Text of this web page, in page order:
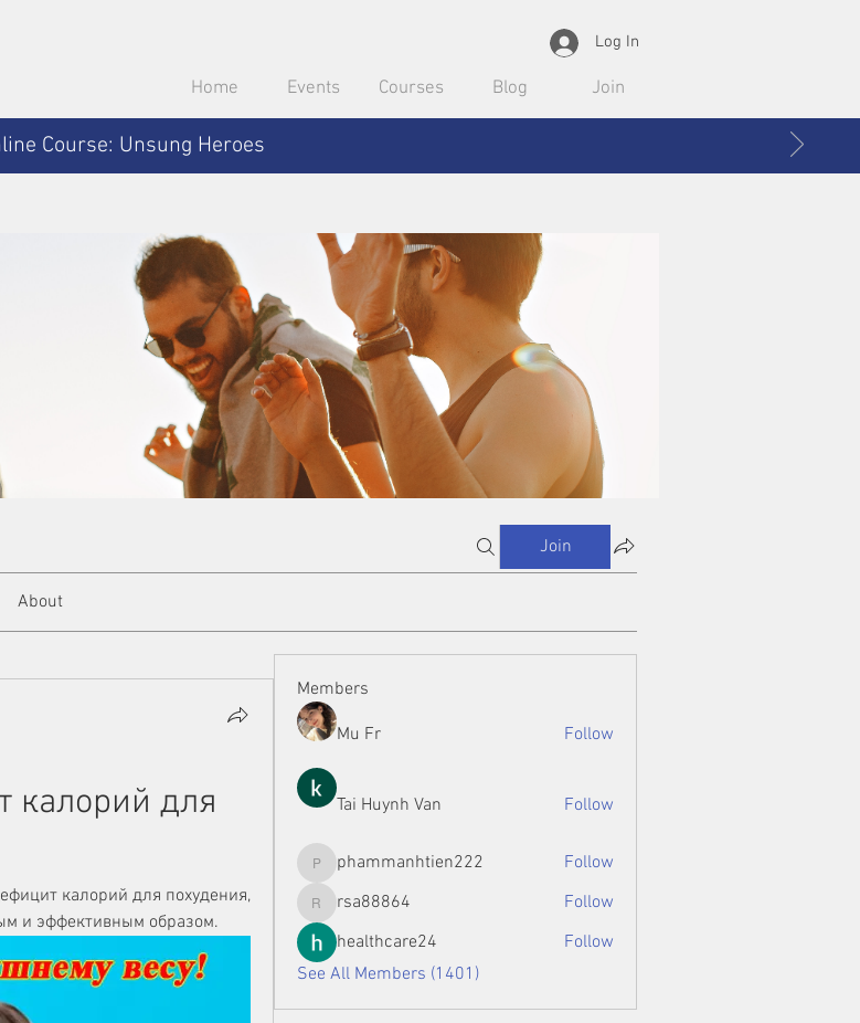
Log In
Home Events Courses Blog Join
Course: Unsung Heroes
Join
About
калорий для
калорий для похудения,
и эффективным образом.
Members
Mu Fr Follow
Tai Huynh Van Follow
phammanhtien222
phammanhtien222 Follow
rsa88864
rsa88864
Follow
healthcare24
Follow
See All Members (1401)